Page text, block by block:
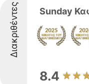
Διακριθέντες Sunday
8.4